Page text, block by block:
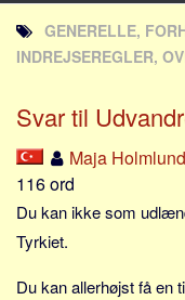
Utvandrarna.se
Tyskland.dk
Rusland.dk
JLKM.dk
Lande
Tyrkiet
Spanien
Frankrig
GENERELLE,
INDREJSEREGLER,
Svar til
Maja Holmlund
116 ord
Du kan ikke som
Tyrkiet.
Du kan allerhøjst få en